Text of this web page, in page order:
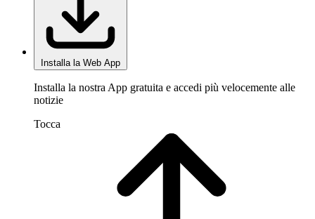
Installa la Web App
Installa la nostra App gratuita e accedi più velocemente alle
notizie
Tocca